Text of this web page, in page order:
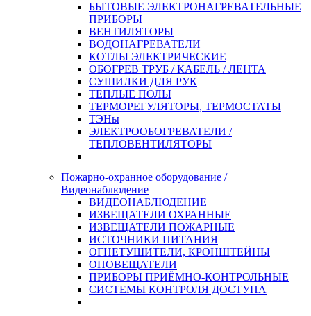
БЫТОВЫЕ ЭЛЕКТРОНАГРЕВАТЕЛЬНЫЕ
ПРИБОРЫ
ВЕНТИЛЯТОРЫ
ВОДОНАГРЕВАТЕЛИ
КОТЛЫ ЭЛЕКТРИЧЕСКИЕ
ОБОГРЕВ ТРУБ / КАБЕЛЬ / ЛЕНТА
СУШИЛКИ ДЛЯ РУК
ТЕПЛЫЕ ПОЛЫ
ТЕРМОРЕГУЛЯТОРЫ, ТЕРМОСТАТЫ
ТЭНы
ЭЛЕКТРООБОГРЕВАТЕЛИ /
ТЕПЛОВЕНТИЛЯТОРЫ
Пожарно-охранное оборудование /
Видеонаблюдение
ВИДЕОНАБЛЮДЕНИЕ
ИЗВЕЩАТЕЛИ ОХРАННЫЕ
ИЗВЕЩАТЕЛИ ПОЖАРНЫЕ
ИСТОЧНИКИ ПИТАНИЯ
ОГНЕТУШИТЕЛИ, КРОНШТЕЙНЫ
ОПОВЕЩАТЕЛИ
ПРИБОРЫ ПРИЁМНО-КОНТРОЛЬНЫЕ
СИСТЕМЫ КОНТРОЛЯ ДОСТУПА